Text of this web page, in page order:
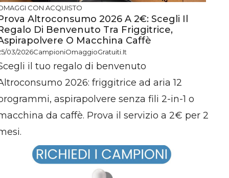
CON ACQUISTO
Altroconsumo 2026 A 2€: Scegli Il
Di Benvenuto Tra Friggitrice,
O Macchina Caffè
03/2026CampioniOmaggioGratuiti.it
il tuo regalo di benvenuto
2026: friggitrice ad aria 12
aspirapolvere senza fili 2-in-1 o
da caffè. Prova il servizio a 2€ per 2